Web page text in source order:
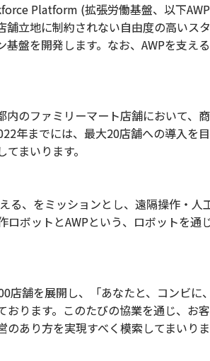
Platform (拡張労働基盤、以下
立地に制約されない自由度の高いス
盤を開発します。なお、AWPを支
のファミリーマート店舗において、
年までには、最大20店舗への導入を
まいります。
、をミッションとし、遠隔操作・人
ロボットとAWPという、ロボットを
舗を展開し、「あなたと、コンビに
ります。このたびの協業を通じ、お
あり方を実現すべく模索してまいりま